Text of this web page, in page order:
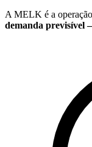
A MELK é a
demanda previsível